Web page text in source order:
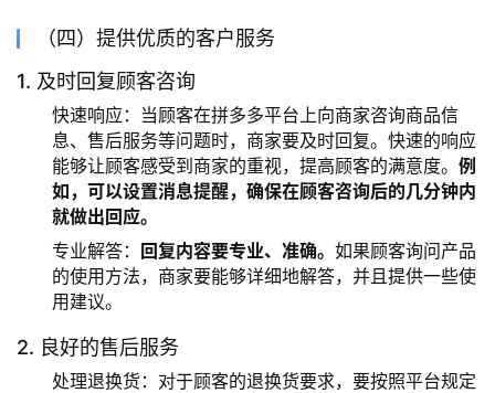
（四）提供优质的客户服务
1. 及时回复顾客咨询
快速响应：当顾客在拼多多平台上向商家咨询商品信
息、售后服务等问题时，商家要及时回复。快速的响应
能够让顾客感受到商家的重视，提高顾客的满意度。 例
如，可以设置消息提醒，确保在顾客咨询后的几分钟内
就做出回应。
专业解答： 回复内容要专业、准确。 如果顾客询问产品
的使用方法，商家要能够详细地解答，并且提供一些使
用建议。
2. 良好的售后服务
处理退换货：对于顾客的退换货要求，要按照平台规定